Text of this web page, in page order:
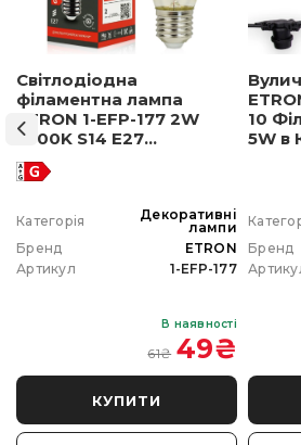
Світлодіодна
філаментна лампа
ETRON 1-EFP-177 2W
2500K S14 E27
позолочене скло
Категорія
Декоративні
лампи
Бренд
ETRON
Артикул
1-EFP-177
В наявності
61₴ 49₴
КУПИТИ
10
5W в
Бренд